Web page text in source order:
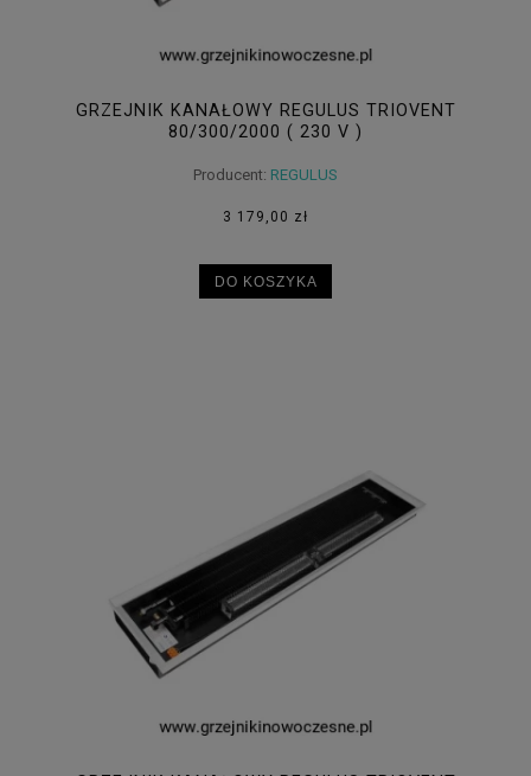
GRZEJNIK KANAŁOWY REGULUS TRIOVENT
80/300/2000 ( 230 V )
Producent: REGULUS
3 179,00 zł
DO KOSZYKA